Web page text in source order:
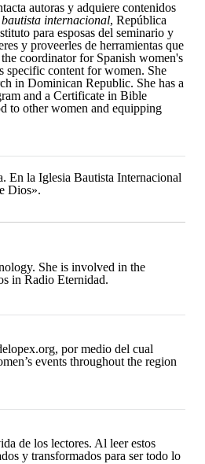
autoras y adquiere contenidos
internacional, República
para esposas del seminario y
y proveerles de herramientas que
coordinator for Spanish women's
specific content for women. She
in Dominican Republic. She has a
and a Certificate in Bible
to other women and equipping
En la Iglesia Bautista Internacional
Dios».
She is involved in the
in Radio Eternidad.
por medio del cual
events throughout the region
de los lectores. Al leer estos
y transformados para ser todo lo